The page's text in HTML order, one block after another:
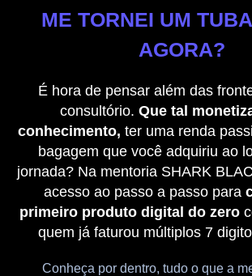
ME TORNEI UM
AGORA?
É hora de pensar além das
consultório. Que tal
conhecimento, ter uma renda
bagagem que você adquiriu ao
jornada? Na mentoria SHARK
acesso ao passo a passo para
primeiro produto digital do zero
quem já faturou múltiplos 7
Conheça por dentro, tudo o que a